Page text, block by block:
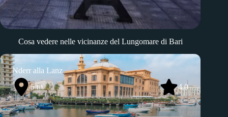
Cosa vedere nelle vicinanze del Lungomare di Bari
Nderr alla Lanz
5 m
4.0